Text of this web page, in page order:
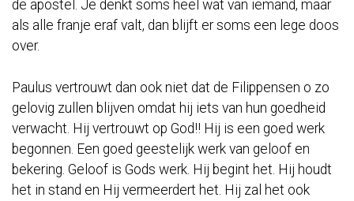
de apostel. Je denkt soms heel wat van iemand, maar
als alle franje eraf valt, dan blijft er soms een lege doos
over.
Paulus vertrouwt dan ook niet dat de Filippensen o zo
gelovig zullen blijven omdat hij iets van hun goedheid
verwacht. Hij vertrouwt op God!! Hij is een goed werk
begonnen. Een goed geestelijk werk van geloof en
bekering. Geloof is Gods werk. Hij begint het. Hij houdt
het in stand en Hij vermeerdert het. Hij zal het ook